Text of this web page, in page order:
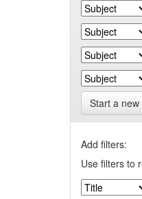
Start a new
Add filters:
Use filters to